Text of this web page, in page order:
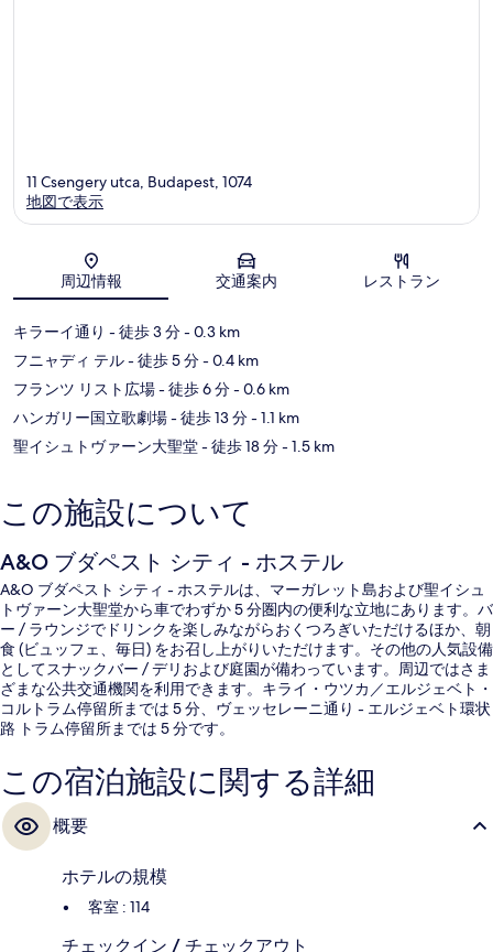
地図
11 Csengery utca, Budapest, 1074
地図で表示
周辺情報 交通案内 レストラン
キラーイ通り - 徒歩 3 分- 0.3 km
フニャディ テル- 徒歩 5 分- 0.4 km
フランツ リスト広場- 徒歩 6 分- 0.6 km
ハンガリー国立歌劇場- 徒歩 13 分- 1.1 km
聖イシュトヴァーン大聖堂- 徒歩 18 分- 1.5 km
この施設について
A&O ブダペスト シティ - ホステル
A&O ブダペスト シティ - ホステルは、マーガレット島および聖イシュ
トヴァーン大聖堂から車でわずか 5 分圏内の便利な立地にあります。バ
ー / ラウンジでドリンクを楽しみながらおくつろぎいただけるほか、朝
食 (ビュッフェ、毎日) をお召し上がりいただけます。その他の人気設備
としてスナックバー / デリおよび庭園が備わっています。周辺ではさま
ざまな公共交通機関を利用できます。キライ・ウツカ／エルジェベト・
コルトラム停留所までは 5 分、ヴェッセレーニ通り - エルジェベト環状
路 トラム停留所までは 5 分です。
この宿泊施設に関する詳細
概要
ホテルの規模
客室 : 114
チェックイン / チェックアウト